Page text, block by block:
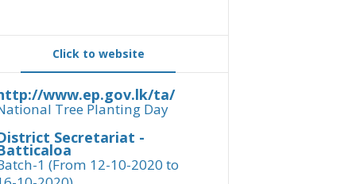
Click to website
www.ep.gov.lk/ta/
Tree Planting Day
Secretariat -
1 (From 12-10-2020 to